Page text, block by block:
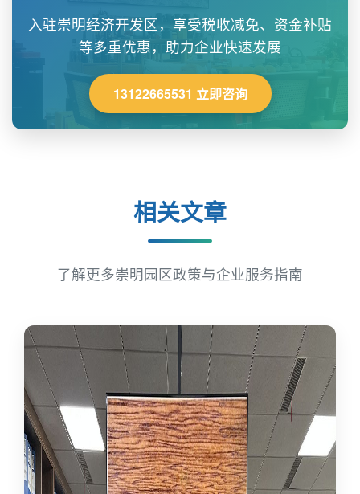
入驻崇明经济开发区，享受税收减免、资金补贴
等多重优惠，助力企业快速发展
13122665531 立即咨询
相关文章
了解更多崇明园区政策与企业服务指南